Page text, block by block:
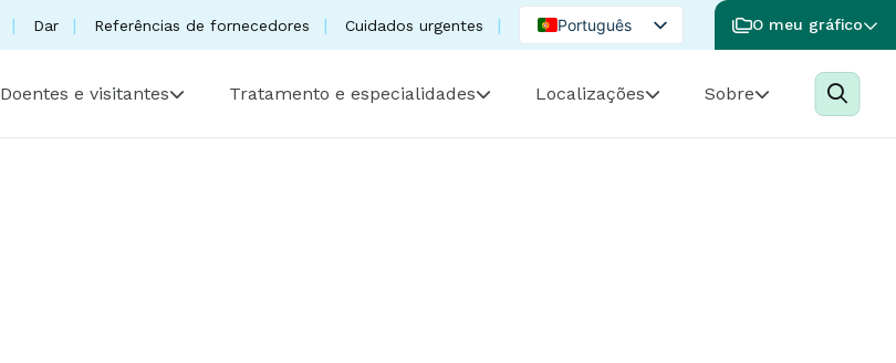
Dar Referências de fornecedores Cuidados urgentes
Português
Spanish
O meu gráfico
Doentes e visitantes Tratamento e especialidades Localizações Sobre